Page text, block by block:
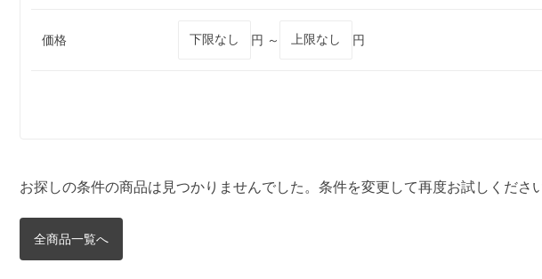
価格 円 ～ 円
お探しの条件の商品は見つかりませんでした。条件を変更して再度お試しください
全商品一覧へ